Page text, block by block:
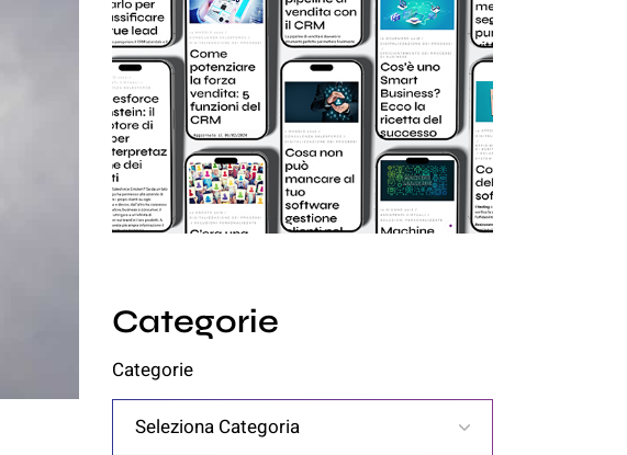
Categorie
Categorie